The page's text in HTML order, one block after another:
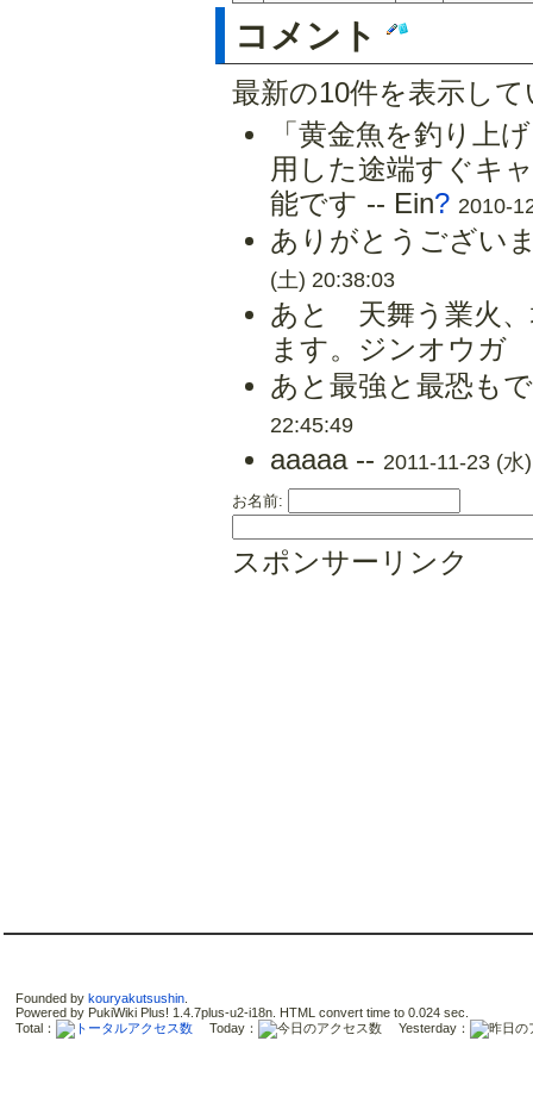
コメント
最新の10件を表示し
「黄金魚を釣り上
用した途端すぐキ
能です -- Ein? 2010-
ありがとうござい
(土) 20:38:03
あと 天舞う業火
ます。ジンオウガ
あと最強と最恐も
22:45:49
aaaaa -- 2011-11-23 (
お名前:
スポンサーリンク
Founded by kouryakutsushin.
Powered by PukiWiki Plus! 1.4.7plus-u2-i18n. HTML convert time to 0.024 sec.
Total：
Today： Yesterday：